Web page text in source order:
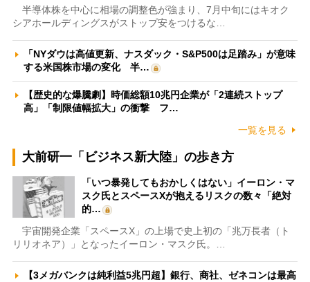
半導体株を中心に相場の調整色が強まり、7月中旬にはキオク
シアホールディングスがストップ安をつけるな…
「NYダウは高値更新、ナスダック・S&P500は足踏み」が意味
する米国株市場の変化 半…
【歴史的な爆騰劇】時価総額10兆円企業が「2連続ストップ
高」「制限値幅拡大」の衝撃 フ…
一覧を見る
大前研一「ビジネス新大陸」の歩き方
「いつ暴発してもおかしくはない」イーロン・マ
スク氏とスペースXが抱えるリスクの数々「絶対
的…
宇宙開発企業「スペースX」の上場で史上初の「兆万長者（ト
リリオネア）」となったイーロン・マスク氏。…
【3メガバンクは純利益5兆円超】銀行、商社、ゼネコンは最高